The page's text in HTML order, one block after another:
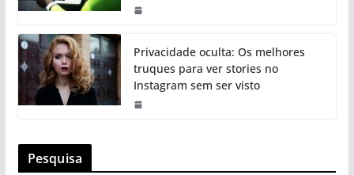
Privacidade oculta: Os melhores
truques para ver stories no
Instagram sem ser visto
Pesquisa